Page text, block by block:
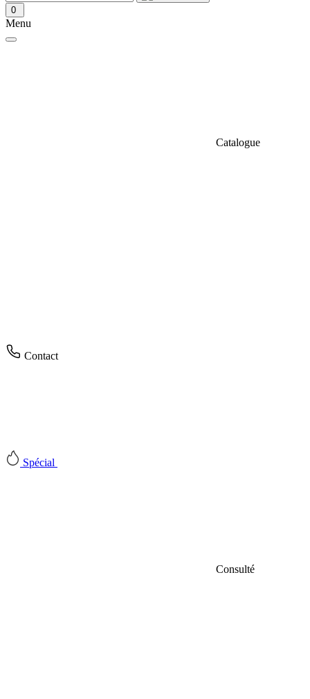
0
Menu
Catalogue
Contact
Spécial
Consulté